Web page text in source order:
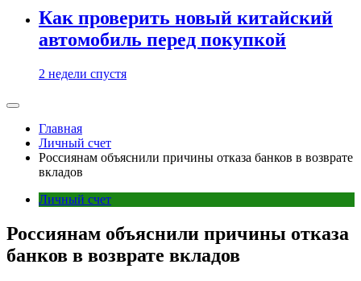
Как проверить новый китайский
автомобиль перед покупкой
2 недели спустя
Главная
Личный счет
Россиянам объяснили причины отказа банков в возврате
вкладов
Личный счет
Россиянам объяснили причины отказа
банков в возврате вкладов